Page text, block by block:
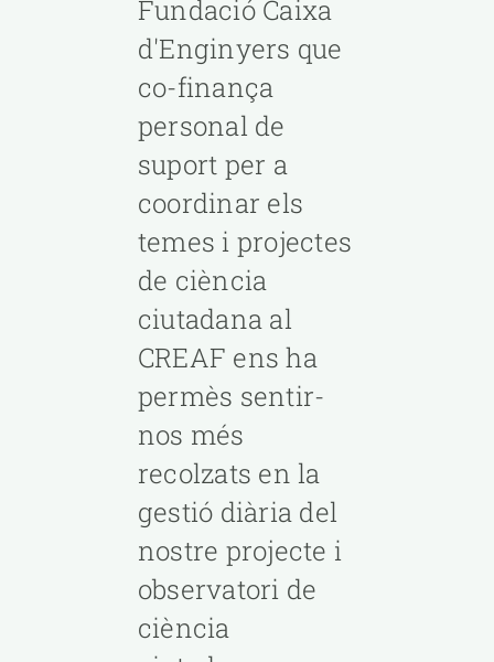
Fundació Caixa
d'Enginyers que
co-finança
personal de
suport per a
coordinar els
temes i projectes
de ciència
ciutadana al
CREAF ens ha
permès sentir-
nos més
recolzats en la
gestió diària del
nostre projecte i
observatori de
ciència